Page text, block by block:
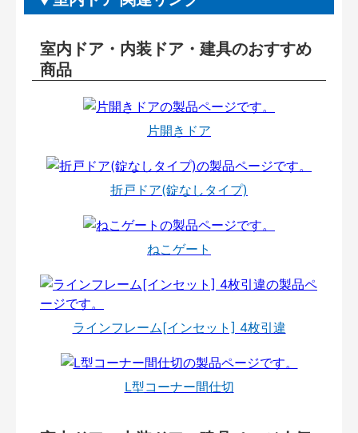
室内ドア・内装ドア・建具のおすすめ
商品
片開きドア
折戸ドア(錠なしタイプ)
ねこゲート
ラインフレーム[インセット] 4枚引違
L型コーナー間仕切